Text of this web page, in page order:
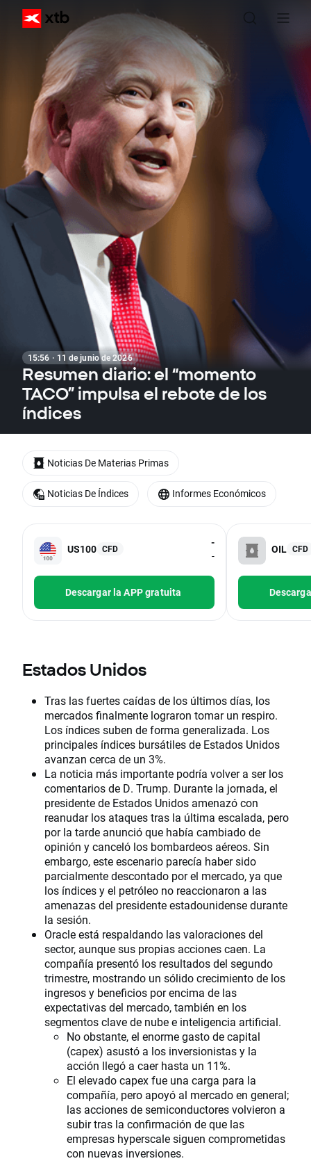
15:56 · 11 de junio de 2026
Resumen diario: el “momento
TACO” impulsa el rebote de los
índices
US100 CFD
-
-
Descargar la APP gratuita
OIL CFD
Estados Unidos
Tras las fuertes caídas de los últimos días, los
mercados finalmente lograron tomar un respiro.
Los índices suben de forma generalizada. Los
principales índices bursátiles de Estados Unidos
avanzan cerca de un 3%.
La noticia más importante podría volver a ser los
comentarios de D. Trump. Durante la jornada, el
presidente de Estados Unidos amenazó con
reanudar los ataques tras la última escalada, pero
por la tarde anunció que había cambiado de
opinión y canceló los bombardeos aéreos. Sin
embargo, este escenario parecía haber sido
parcialmente descontado por el mercado, ya que
los índices y el petróleo no reaccionaron a las
amenazas del presidente estadounidense durante
la sesión.
Oracle está respaldando las valoraciones del
sector, aunque sus propias acciones caen. La
compañía presentó los resultados del segundo
trimestre, mostrando un sólido crecimiento de los
ingresos y beneficios por encima de las
expectativas del mercado, también en los
segmentos clave de nube e inteligencia artificial.
No obstante, el enorme gasto de capital
(capex) asustó a los inversionistas y la
acción llegó a caer hasta un 11%.
El elevado capex fue una carga para la
compañía, pero apoyó al mercado en general;
las acciones de semiconductores volvieron a
subir tras la confirmación de que las
empresas hyperscale siguen comprometidas
con nuevas inversiones.
Noticias De Materias Primas
Noticias De Índices Informes Económicos